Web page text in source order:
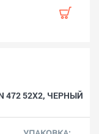
472 52X2, ЧЕРНЫЙ